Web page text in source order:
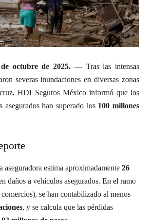
octubre de 2025. — Tras las intensas
severas inundaciones en diversas zonas
HDI Seguros México informó que los
asegurados han superado los 100 millones
aseguradora estima aproximadamente 26
daños a vehículos asegurados. En el ramo
se han contabilizado al menos
, y se calcula que las pérdidas